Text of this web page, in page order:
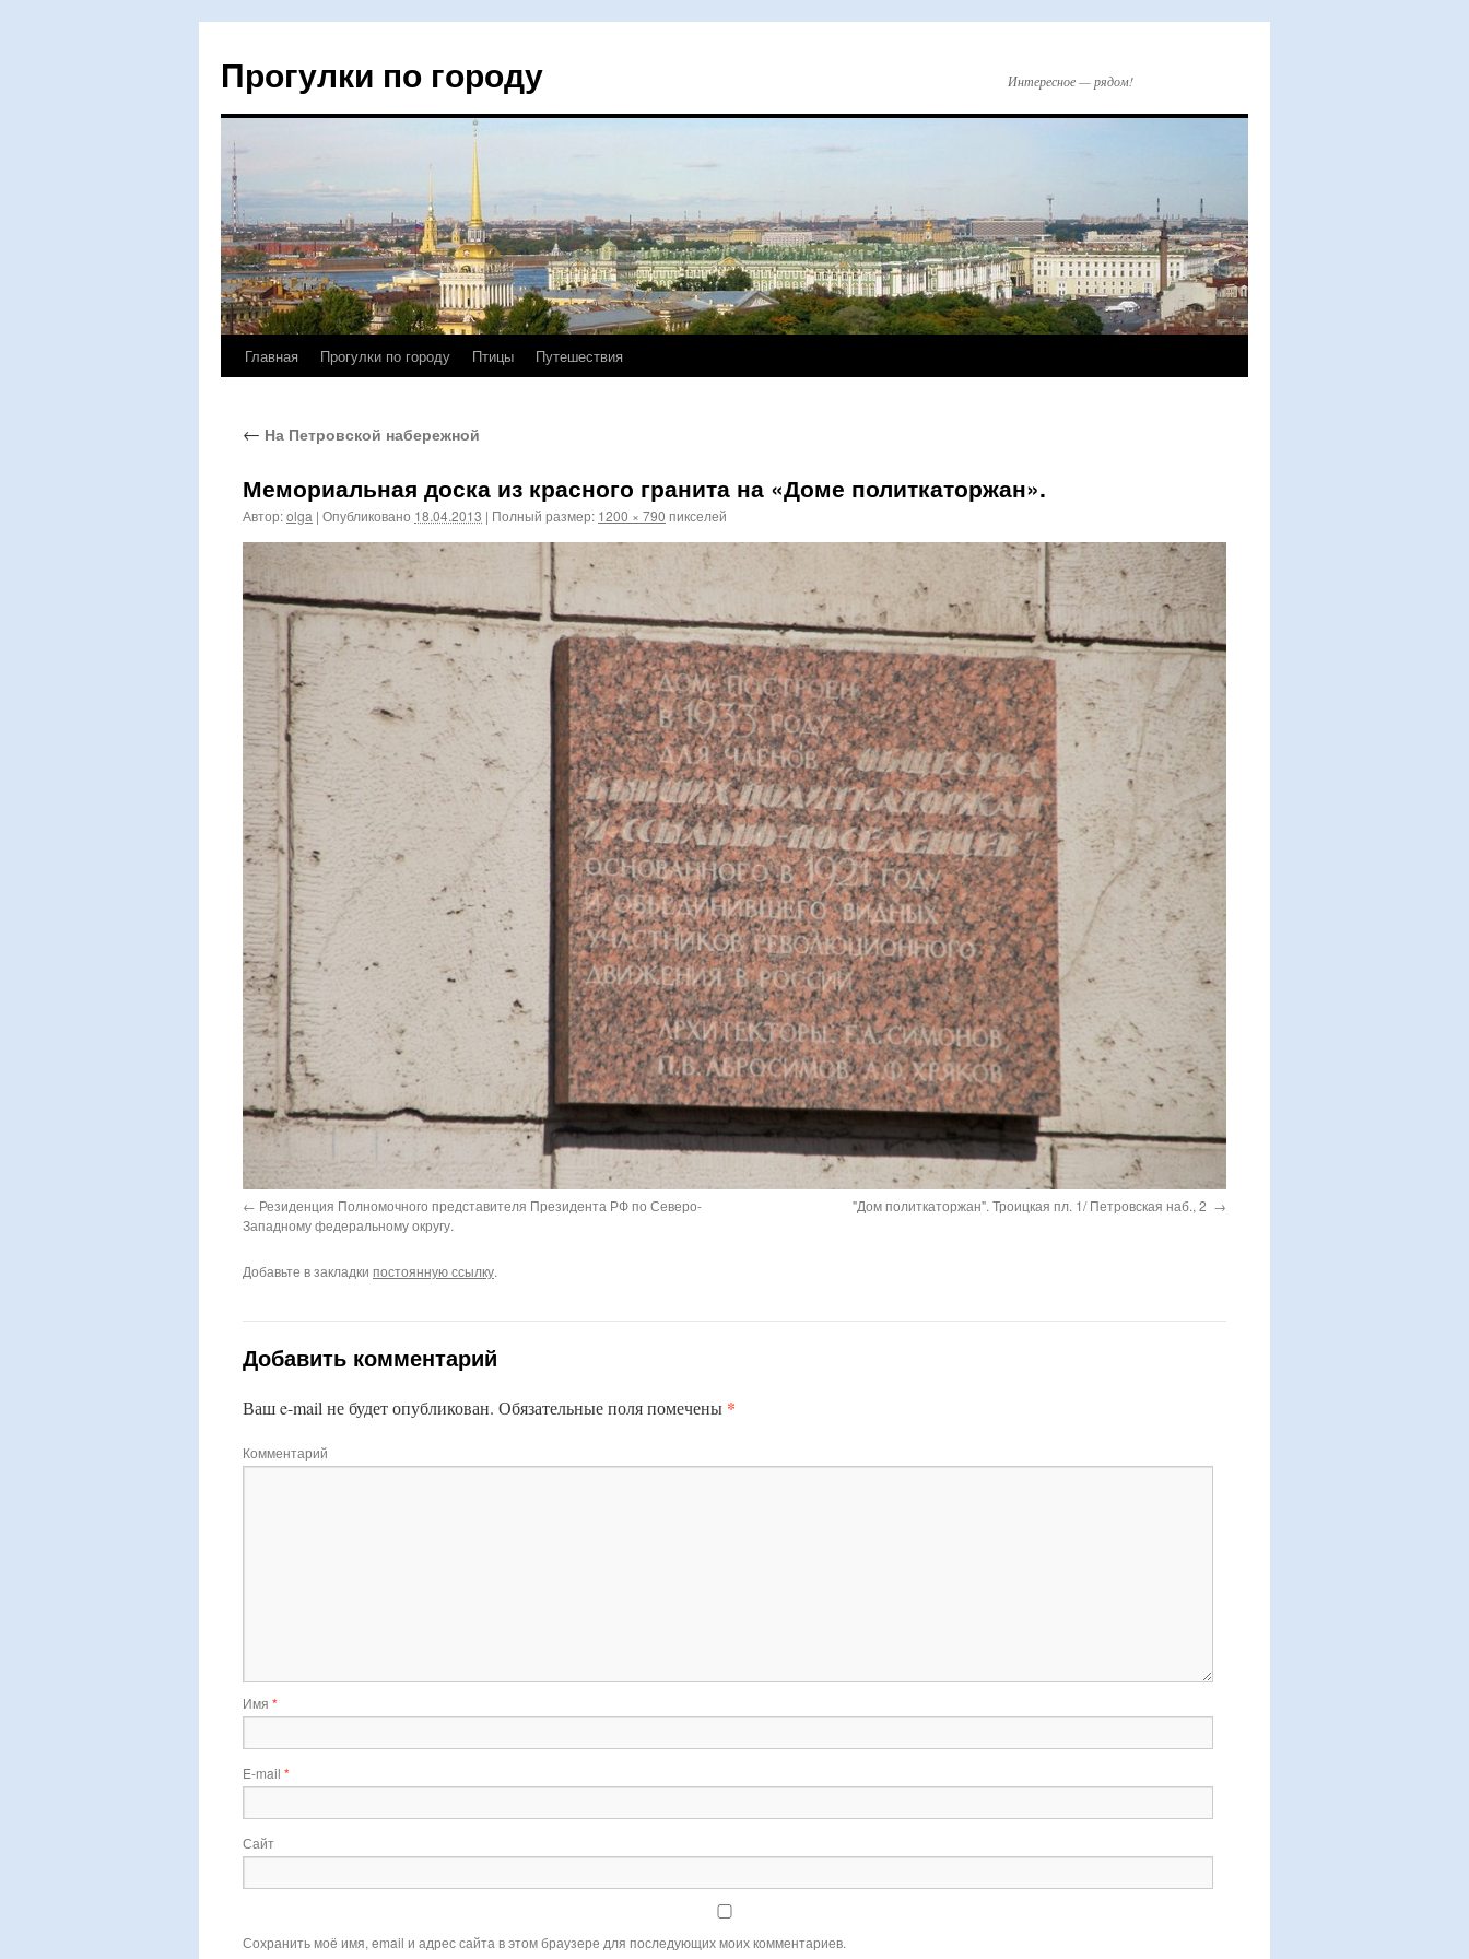
Прогулки по городу Интересное — рядом!
Перейти
содержимому
Главная Прогулки по городу Птицы Путешествия
← На Петровской набережной
Мемориальная доска из красного гранита на «Доме политкаторжан».
Автор:olga | Опубликовано 18.04.2013 | Полный размер: 1200 × 790 пикселей
Резиденция Полномочного представителя Президента РФ по Северо-
Западному федеральному округу.
"Дом политкаторжан". Троицкая пл. 1/ Петровская наб., 2
Добавьте в закладки постоянную ссылку.
Добавить комментарий
Ваш e-mail не будет опубликован. Обязательные поля помечены *
Комментарий
Имя *
E-mail *
Сайт
Сохранить моё имя, email и адрес сайта в этом браузере для последующих моих комментариев.